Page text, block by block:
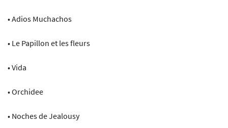
• Adios Muchachos
• Le Papillon et les fleurs
• Vida
• Orchidee
• Noches de Jealousy